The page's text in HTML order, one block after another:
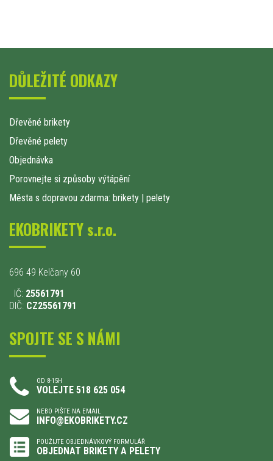
DŮLEŽITÉ ODKAZY
Dřevěné brikety
Dřevěné pelety
Objednávka
Porovnejte si způsoby výtápění
Města s dopravou zdarma: brikety | pelety
EKOBRIKETY s.r.o.
696 49 Kelčany 60
IČ: 25561791
DIČ: CZ25561791
SPOJTE SE S NÁMI
OD 8-15H
VOLEJTE 518 625 054
NEBO PIŠTE NA EMAIL
INFO@EKOBRIKETY.CZ
POUŽIJTE OBJEDNÁVKOVÝ FORMULÁŘ
OBJEDNAT BRIKETY A PELETY